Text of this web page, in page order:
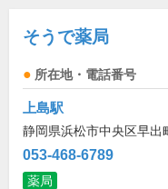
そうで薬局
所在地・電話番号
上島駅
静岡県浜松市中央区早出
053-468-6789
薬局